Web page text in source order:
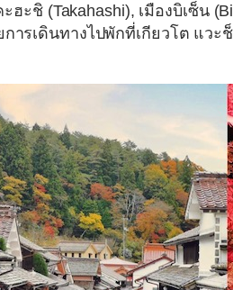
ะฮะชิ (Takahashi), เมืองบิเซ็น
ารเดินทางไปพักที่เกียวโต แวะ